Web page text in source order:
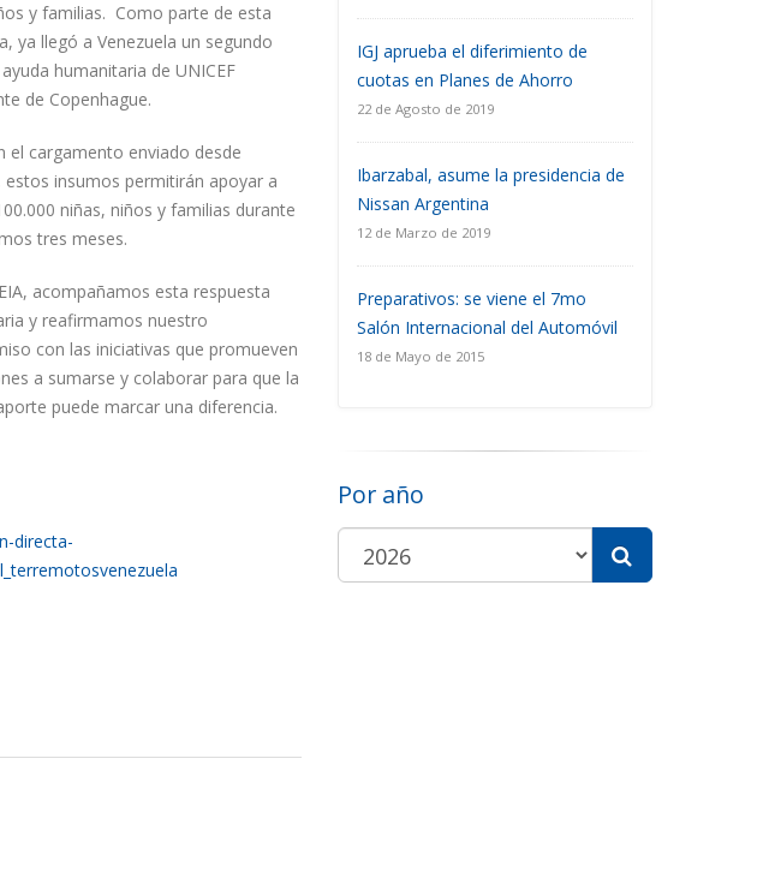
y familias. Como parte de esta
ya llegó a Venezuela un segundo
humanitaria de UNICEF
de Copenhague.
el cargamento enviado desde
estos insumos permitirán apoyar a
niñas, niños y familias durante
tres meses.
acompañamos esta respuesta
y reafirmamos nuestro
con las iniciativas que promueven
a sumarse y colaborar para que la
puede marcar una diferencia.
directa-
IGJ aprueba el diferimiento de
cuotas en Planes de Ahorro
22 de Agosto de 2019
Ibarzabal, asume la presidencia de
Nissan Argentina
12 de Marzo de 2019
Preparativos: se viene el 7mo
Salón Internacional del Automóvil
18 de Mayo de 2015
Por año